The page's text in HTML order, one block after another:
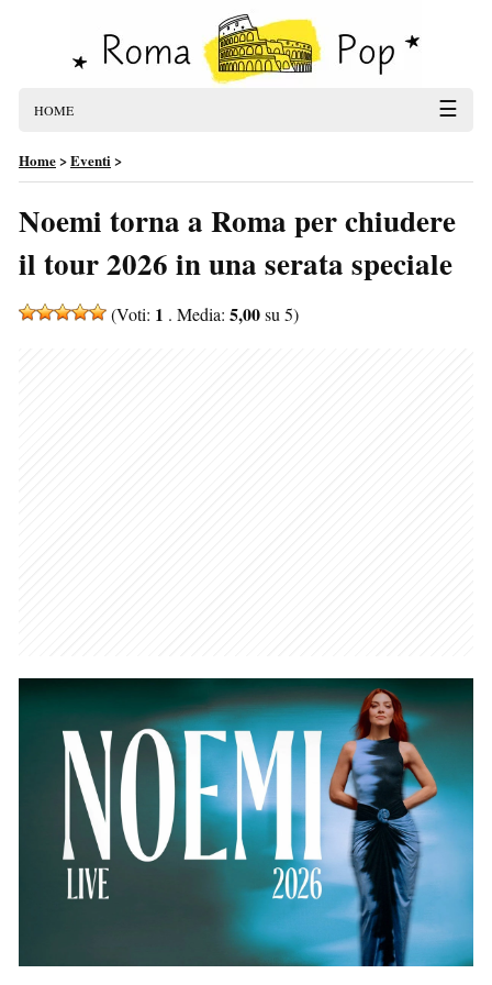
HOME ☰
Home>Eventi>
Noemi torna a Roma per chiudere
il tour 2026 in una serata speciale
(Voti: 1 . Media: 5,00su 5)